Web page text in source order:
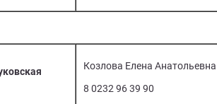
Козлова Елена Анатольевна
8 0232 96 39 90